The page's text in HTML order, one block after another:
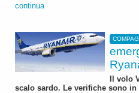
continua
Il volo
scalo sardo. Le verifiche sono in